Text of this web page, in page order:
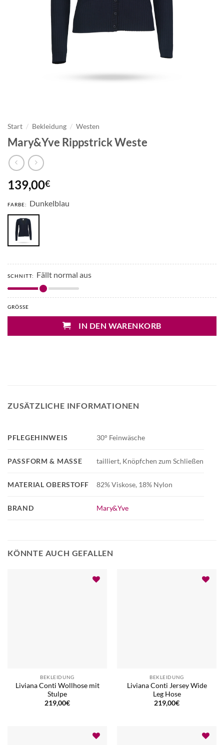
Start / Bekleidung / Westen
Mary&Yve Rippstrick Weste
139,00€
FARBE: Dunkelblau
SCHNITT: Fällt normal aus
GRÖSSE
IN DEN WARENKORB
ZUSÄTZLICHE INFORMATIONEN
BRAND Mary&Yve
PFLEGEHINWEIS 30° Feinwäsche
PASSFORM & MASSE tailliert, Knöpfchen zum Schließen
MATERIAL OBERSTOFF 82% Viskose, 18% Nylon
KÖNNTE AUCH GEFALLEN
BEKLEIDUNG
Liviana Conti Wollhose mit
Stulpe
219,00€
BEKLEIDUNG
Liviana Conti Jersey Wide
Leg Hose
219,00€